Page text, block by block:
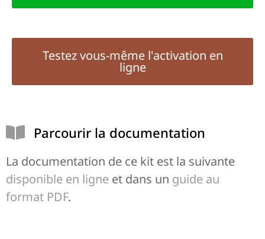
Testez vous-même l'activation en
ligne
Parcourir la documentation
La documentation de ce kit est la suivante
disponible en ligne et dans un guide au
format PDF.